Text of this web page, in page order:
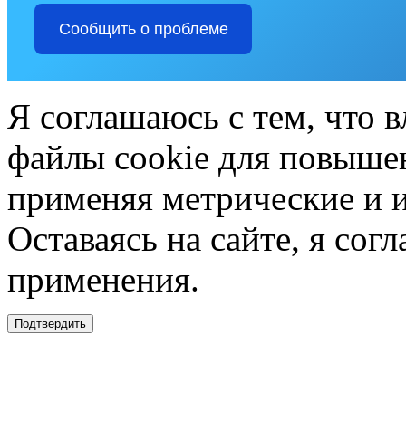
Сообщить о проблеме
Я соглашаюсь с тем, что
файлы cookie для
применяя метрические и
Оставаясь на сайте, я
применения.
Подтвердить